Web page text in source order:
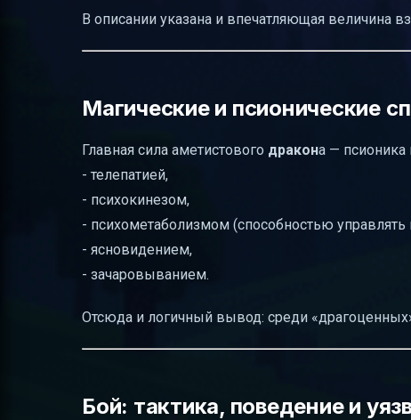
В описании указана и впечатляющая величина
Магические и псионические
Главная сила аметистового дракона — псионика
- телепатией,
- психокинезом,
- психометаболизмом (способностью
- ясновидением,
- зачаровыванием.
Отсюда и логичный вывод: среди
Бой: тактика, поведение и